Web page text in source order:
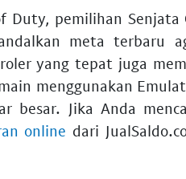
Duty, pemilihan Senjata
meta terbaru
yang tepat juga
menggunakan
besar. Jika Anda
online dari